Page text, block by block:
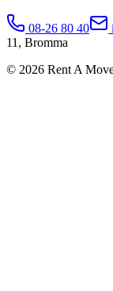
08-26 80 40
11, Bromma
© 2026 Rent A